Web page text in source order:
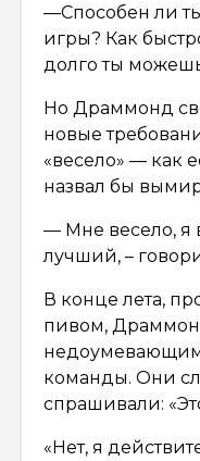
—Способен ли
игры? Как
долго ты можешь
Но Драммонд
новые
«весело» — как
назвал бы
— Мне весело, я
лучший, –
В конце лета,
пивом,
команды. Они
спрашивали:
«Нет, я